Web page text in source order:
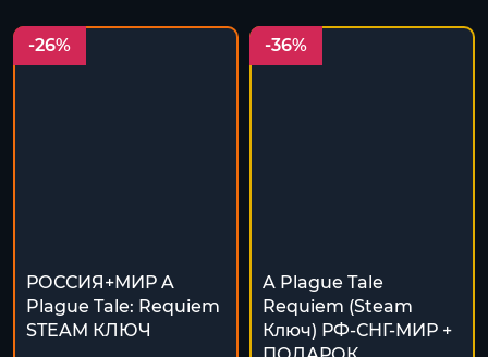
-26%
РОССИЯ+МИР A
Plague Tale: Requiem
STEAM КЛЮЧ
-36%
A Plague Tale
Requiem (Steam
Ключ) РФ-СНГ-МИР +